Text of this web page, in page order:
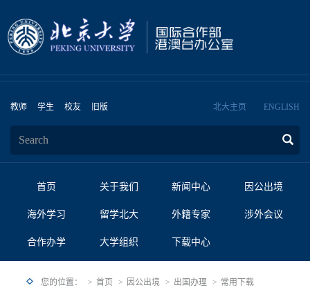
教师 学生 校友 旧版 北大主页 ENGLISH
首页 关于我们 新闻中心 因公出境
海外学习 留学北大 外籍专家 涉外会议
合作办学 大学组织 下载中心
您的位置： 首页 因公出境 出国办理 常用下载